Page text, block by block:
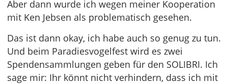
Aber dann wurde ich wegen meiner Kooperation
mit Ken Jebsen als problematisch gesehen.
Das ist dann okay, ich habe auch so genug zu tun.
Und beim Paradiesvogelfest wird es zwei
Spendensammlungen geben für den SOLIBRI. Ich
sage mir: Ihr könnt nicht verhindern, dass ich mit